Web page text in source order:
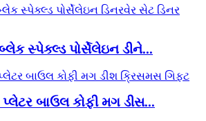
સ્પેક્લ્ડ પોર્સેલેઇન ડીને...
બાઉલ કોફી મગ ડીસ...